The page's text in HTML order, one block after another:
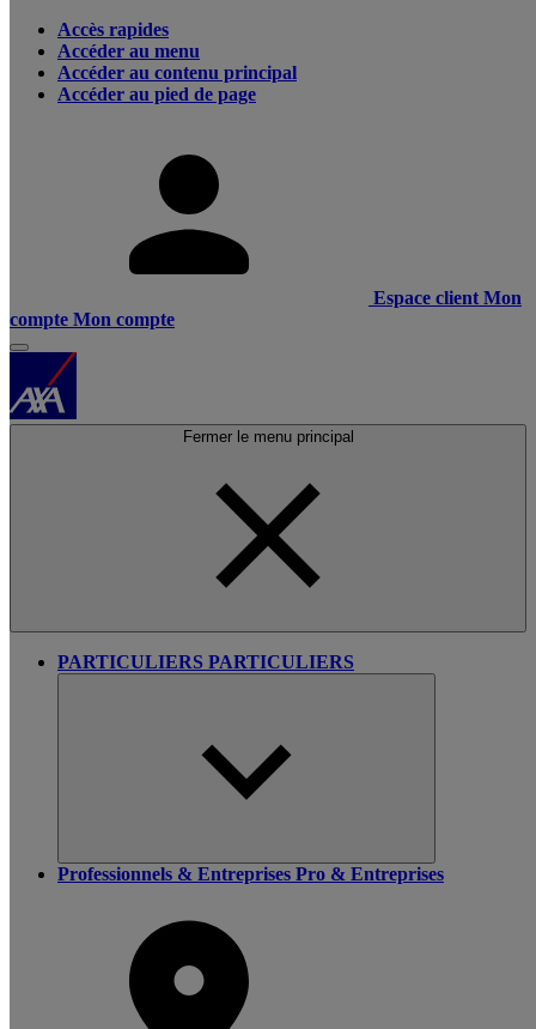
Accès rapides
Accéder au menu
Accéder au contenu principal
Accéder au pied de page
Espace client Mon
compte Mon compte
Fermer le menu principal
PARTICULIERS PARTICULIERS
Professionnels & Entreprises Pro & Entreprises